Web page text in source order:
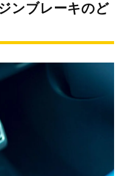
ンブレーキのど